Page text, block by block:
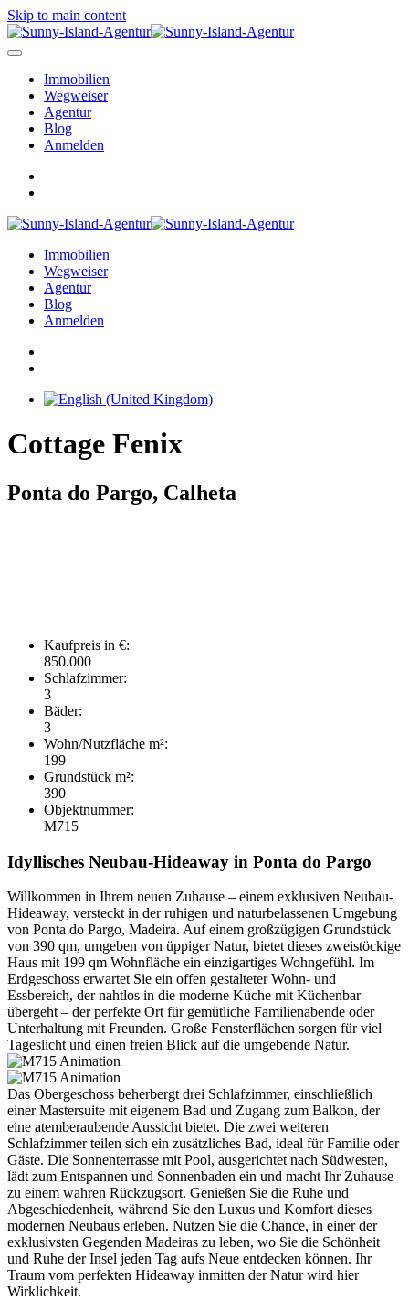
Skip to main content
Immobilien
Wegweiser
Agentur
Blog
Anmelden
Immobilien
Wegweiser
Agentur
Blog
Anmelden
Cottage Fenix
Ponta do Pargo, Calheta
Kaufpreis in €:
850.000
Schlafzimmer:
3
Bäder:
3
Wohn/Nutzfläche m²:
199
Grundstück m²:
390
Objektnummer:
M715
Idyllisches Neubau-Hideaway in Ponta do Pargo
Willkommen in Ihrem neuen Zuhause – einem exklusiven Neubau-
Hideaway, versteckt in der ruhigen und naturbelassenen Umgebung
von Ponta do Pargo, Madeira. Auf einem großzügigen Grundstück
von 390 qm, umgeben von üppiger Natur, bietet dieses zweistöckige
Haus mit 199 qm Wohnfläche ein einzigartiges Wohngefühl. Im
Erdgeschoss erwartet Sie ein offen gestalteter Wohn- und
Essbereich, der nahtlos in die moderne Küche mit Küchenbar
übergeht – der perfekte Ort für gemütliche Familienabende oder
Unterhaltung mit Freunden. Große Fensterflächen sorgen für viel
Tageslicht und einen freien Blick auf die umgebende Natur.
Das Obergeschoss beherbergt drei Schlafzimmer, einschließlich
einer Mastersuite mit eigenem Bad und Zugang zum Balkon, der
eine atemberaubende Aussicht bietet. Die zwei weiteren
Schlafzimmer teilen sich ein zusätzliches Bad, ideal für Familie oder
Gäste. Die Sonnenterrasse mit Pool, ausgerichtet nach Südwesten,
lädt zum Entspannen und Sonnenbaden ein und macht Ihr Zuhause
zu einem wahren Rückzugsort. Genießen Sie die Ruhe und
Abgeschiedenheit, während Sie den Luxus und Komfort dieses
modernen Neubaus erleben. Nutzen Sie die Chance, in einer der
exklusivsten Gegenden Madeiras zu leben, wo Sie die Schönheit
und Ruhe der Insel jeden Tag aufs Neue entdecken können. Ihr
Traum vom perfekten Hideaway inmitten der Natur wird hier
Wirklichkeit.